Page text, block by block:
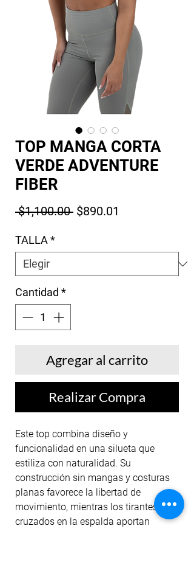
TOP MANGA CORTA
VERDE ADVENTURE
FIBER
$1,100.00 Precio
$890.01
TALLA *
Cantidad *
Agregar al carrito
Realizar Compra
Este top combina diseño y
funcionalidad en una silueta que
estiliza con naturalidad. Su
construcción sin mangas y costuras
planas favorece la libertad de
movimiento, mientras los tirantes
cruzados en la espalda aportan